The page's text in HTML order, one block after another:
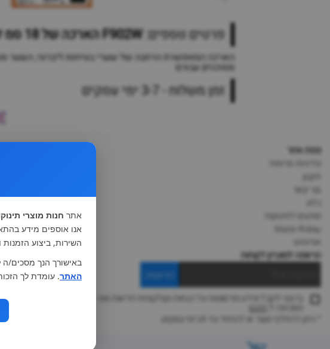
פרטים נוספים:F902W הארכה של 18 סמ לשער בטיחות ליברטי Dreambaby
הארכה המאפשרת הרחבה של שערי בטיחות ליברטי, השער
מסוכנים עבורם
זמן משלוח - 3-7 ימי עסקים
מפת אתר
צור קשר
מותגים לתינוקות
black-friday
אודותינו
הרשמה למועדון לקוחות
הרשמה
ברצוני לקבל מידע ופרסומות על הנחות וקולקציות חדשות ואני
תקנון
ריהוט לתינוקות
צעצועי ילדים
הנקה והאכלה
בגדי תינוקות
אתר חנות מוצרי
השירות, ביצוע
באישורך הנך מסכים/ה
האתר. עומדת לך